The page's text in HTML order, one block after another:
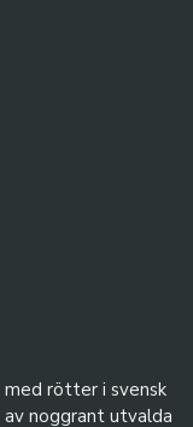
rötter i svensk
noggrant utvalda